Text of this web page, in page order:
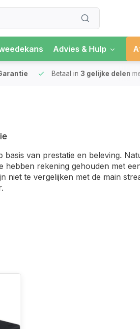
Advies & Hulp
Betaal in 3 gelijke delen
basis van prestatie en beleving.
rekening gehouden met
niet te vergelijken met de main